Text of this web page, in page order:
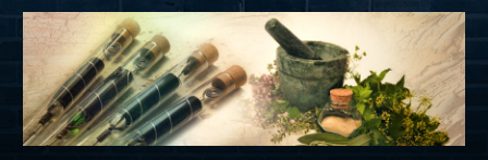
ARCHIWUM
KONTAKT
LOGOWANIE